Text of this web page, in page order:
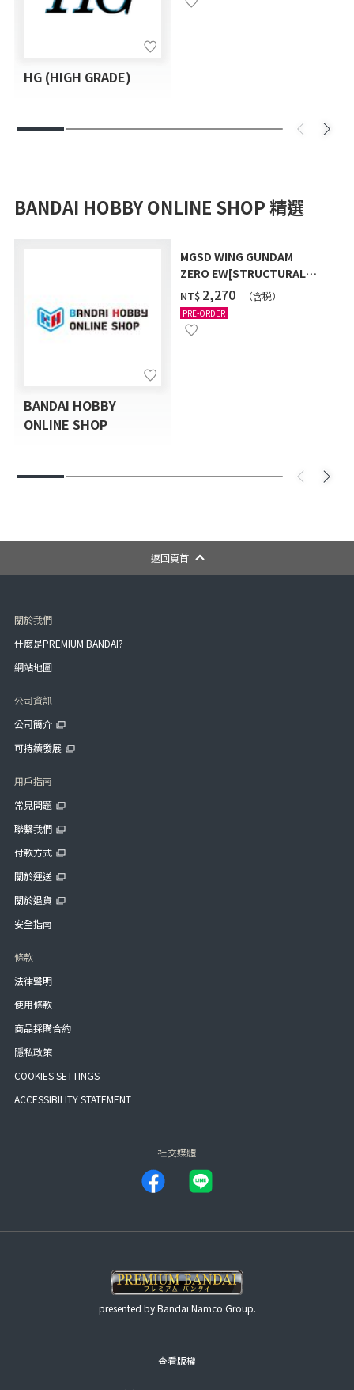
HG (HIGH GRADE)
BANDAI HOBBY ONLINE SHOP 精選
BANDAI HOBBY
ONLINE SHOP
MGSD WING GUNDAM
ZERO EW[STRUCTURAL
COATING/BLACK] [2026年
12月發送]
NT$ ‌2,270 （含税）
PRE-ORDER
返回頁首
關於我們
什麼是PREMIUM BANDAI?
網站地圖
公司資訊
公司簡介
可持續發展
用戶指南
常見問題
聯繫我們
付款方式
關於運送
關於退貨
安全指南
條款
法律聲明
使用條款
商品採購合約
隱私政策
COOKIES SETTINGS
ACCESSIBILITY STATEMENT
社交媒體
presented by Bandai Namco Group.
查看版權